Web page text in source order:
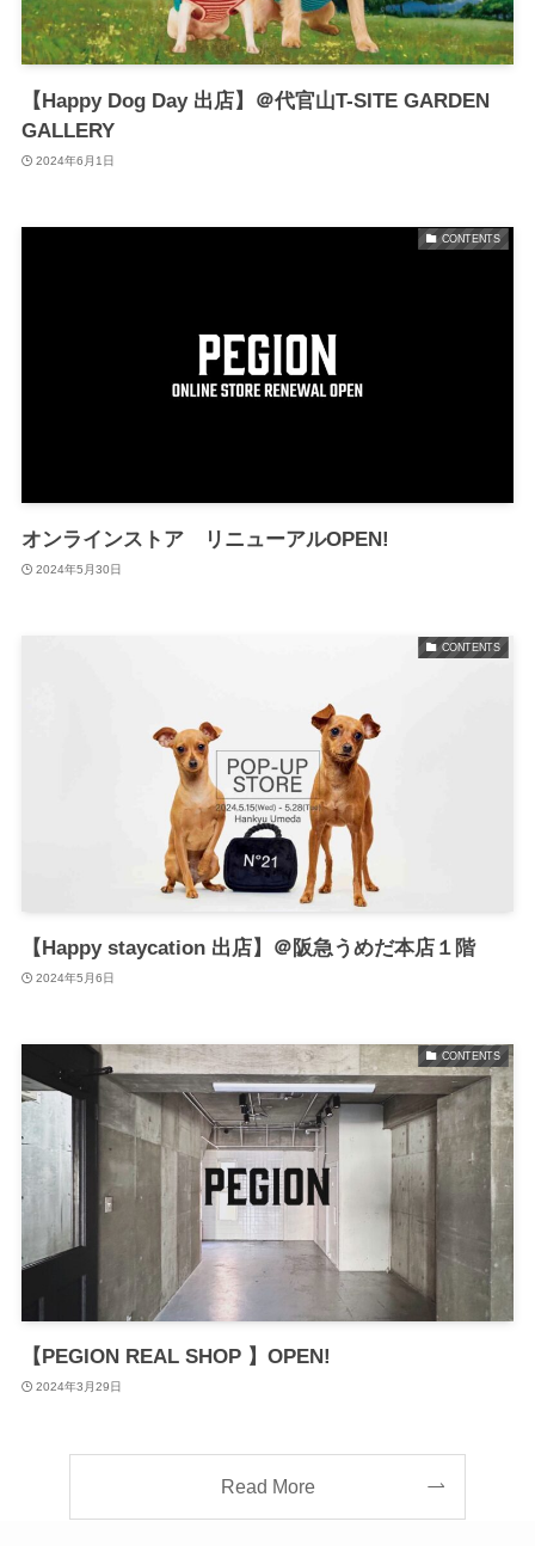
【Happy Dog Day 出店】＠代官山T-SITE GARDEN
GALLERY
2024年6月1日
CONTENTS
オンラインストア リニューアルOPEN!
2024年5月30日
CONTENTS
【Happy staycation 出店】＠阪急うめだ本店１階
2024年5月6日
CONTENTS
【PEGION REAL SHOP 】OPEN!
2024年3月29日
Read More